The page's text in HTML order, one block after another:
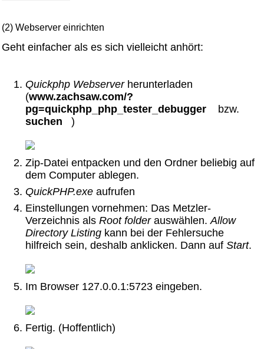
(2) Webserver einrichten
Geht einfacher als es sich vielleicht anhört:
Quickphp Webserverherunterladen
(www.zachsaw.com/?
pg=quickphp_php_tester_debugger
bzw.
suchen
)
Zip-Datei entpacken und den Ordner beliebig auf
dem Computer ablegen.
QuickPHP.exe aufrufen
Einstellungen vornehmen: Das Metzler-
Verzeichnis alsRoot folderauswählen.Allow
Directory Listing kann bei der Fehlersuche
hilfreich sein, deshalb anklicken. Dann aufStart.
Im Browser 127.0.0.1:5723 eingeben.
Fertig. (Hoffentlich)